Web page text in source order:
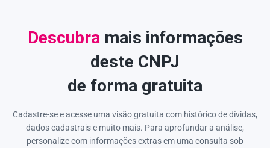
Descubramais informações
deste CNPJ
de forma gratuita
Cadastre-se e acesse uma visão gratuita com histórico de dívidas,
dados cadastrais e muito mais. Para aprofundar a análise,
personalize com informações extras em uma consulta sob